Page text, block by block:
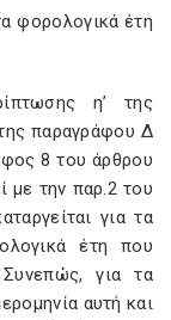
φορολογικά έτη
η’ της
παραγράφου Δ
8 του άρθρου
με την παρ.2 του
για τα
έτη που
για τα
αυτή και